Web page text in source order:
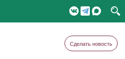
Сделать новость